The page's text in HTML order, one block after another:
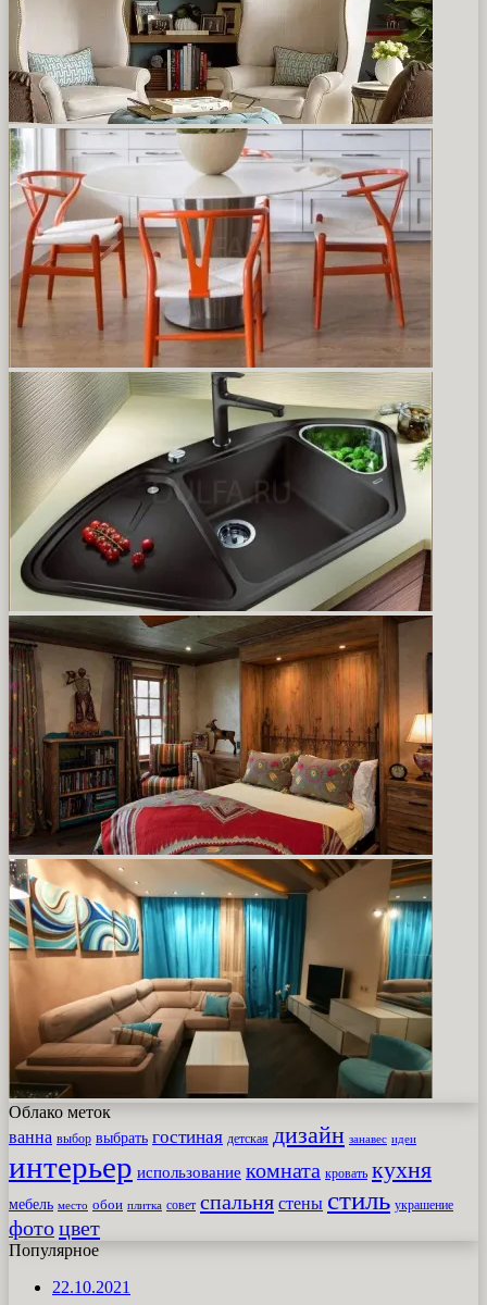
Облако меток
ванна выбор выбрать гостиная детская дизайн занавес идеи
интерьер использование комната кровать кухня
мебель место обои плитка совет спальня стены стиль украшение
фотоцвет
Популярное
22.10.2021